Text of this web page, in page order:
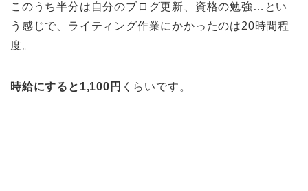
このうち半分は自分のブログ更新、資格の勉強…とい
う感じで、ライティング作業にかかったのは20時間程
度。
時給にすると1,100円 くらいです。